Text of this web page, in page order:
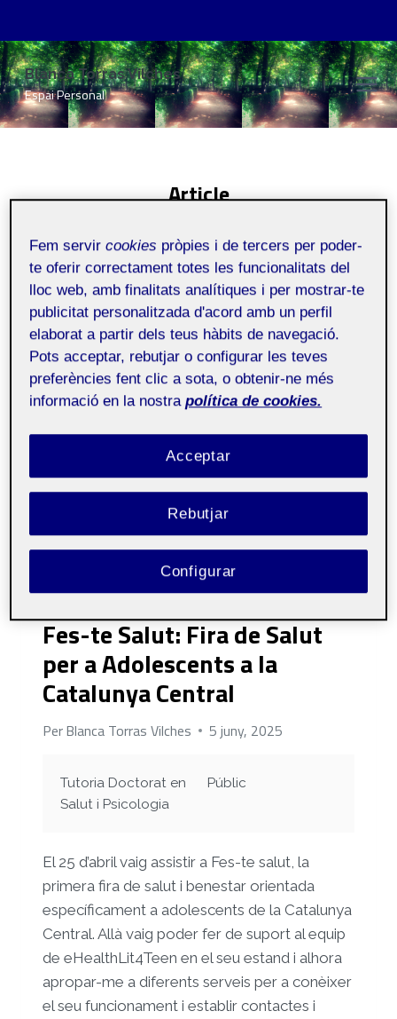
Vés
al
contingut
Blanca Torras Vilches
Espai Personal
Article
Fes-te Salut: Fira de Salut
per a Adolescents a la
Catalunya Central
PerBlanca Torras Vilches 5 juny, 2025
Tutoria Doctorat en
Salut i Psicologia
Públic
El 25 d’abril vaig assistir a Fes-te salut, la
primera fira de salut i benestar orientada
específicament a adolescents de la Catalunya
Central. Allà vaig poder fer de suport al equip
de eHealthLit4Teen en el seu estand i alhora
apropar-me a diferents serveis per a conèixer
el seu funcionament i establir contactes i
Fem servircookies pròpies i de tercers per poder-
te oferir correctament totes les funcionalitats del
lloc web, amb finalitats analítiques i per mostrar-te
publicitat personalitzada d'acord amb un perfil
elaborat a partir dels teus hàbits de navegació.
Pots acceptar, rebutjar o configurar les teves
preferències fent clic a sota, o obtenir-ne més
informació en la nostra política de cookies.
Rebutjar
Acceptar
Configurar